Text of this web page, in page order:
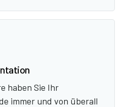
haben Sie Ihr
immer und von überall